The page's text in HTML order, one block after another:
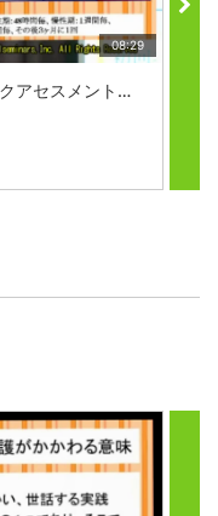
08:29
🎥1.褥瘡発生のメカニズムとリスクアセスメント【圧迫へのケア】